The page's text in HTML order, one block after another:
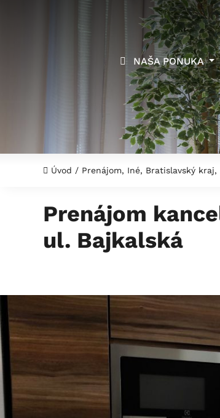
NAŠA PONUKA
Úvod / Prenájom, Iné, Bratislavský
Prenájom
ul. Bajkalská